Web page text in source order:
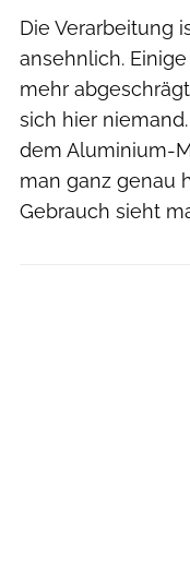
Die Verarbeitung
ansehnlich.
mehr
sich hier
dem Aluminium-
man ganz genau
Gebrauch sieht